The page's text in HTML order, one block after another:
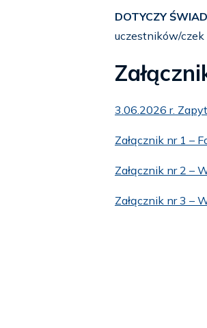
DOTYCZY
uczestników/
3.06.2026 r.
Załącznik nr 1 –
Załącznik nr 2 –
Załącznik nr 3 –